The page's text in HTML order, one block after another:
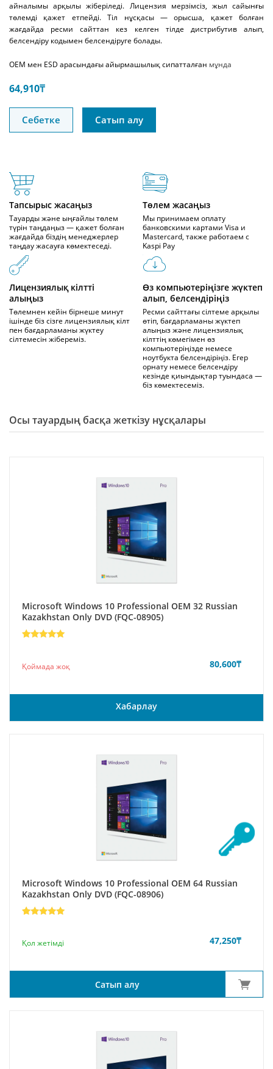
айналымы арқылы жіберіледі. Лицензия мерзімсіз, жыл сайынғы
төлемді қажет етпейді. Тіл нұсқасы — орысша, қажет болған
жағдайда ресми сайттан кез келген тілде дистрибутив алып,
белсендіру кодымен белсендіруге болады.
OEM мен ESD арасындағы айырмашылық сипатталған мұнда
64,910₸
Себетке Сатып алу
Тапсырыс жасаңыз
Тауарды және ыңғайлы төлем
түрін таңдаңыз — қажет болған
жағдайда біздің менеджерлер
таңдау жасауға көмектеседі.
Төлем жасаңыз
Мы принимаем оплату
банковскими картами Visa и
Mastercard, также работаем с
Kaspi Pay
Лицензиялық кілтті
алыңыз
Төлемнен кейін бірнеше минут
ішінде біз сізге лицензиялық кілт
пен бағдарламаны жүктеу
сілтемесін жібереміз.
Өз компьютеріңізге жүктеп
алып, белсендіріңіз
Ресми сайттағы сілтеме арқылы
өтіп, бағдарламаны жүктеп
алыңыз және лицензиялық
кілттің көмегімен өз
компьютеріңізде немесе
ноутбукта белсендіріңіз. Егер
орнату немесе белсендіру
кезінде қиындықтар туындаса —
біз көмектесеміз.
Осы тауардың басқа жеткізу нұсқалары
Microsoft Windows 10 Professional ОЕМ 32 Russian
Kazakhstan Only DVD (FQC-08905)
based on
customer
Қоймада жоқ 80,600₸
Хабарлау
Microsoft Windows 10 Professional ОЕМ 64 Russian
Kazakhstan Only DVD (FQC-08906)
based on
customer
Қол жетімді 47,250₸
Сатып алу